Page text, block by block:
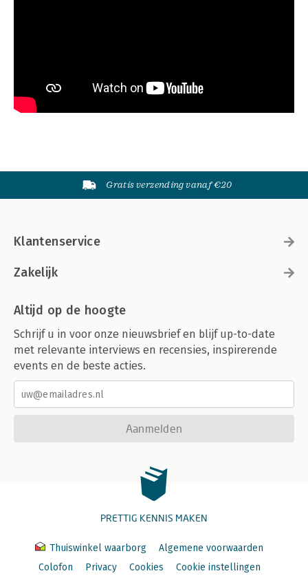
Gratis verzending vanaf €20
Klantenservice
Zakelijk
Altijd op de hoogte
Schrijf u in voor onze nieuwsbrief en blijf up-to-date
met relevante interviews en recensies, inspirerende
events en de beste acties.
Aanmelden
PRETTIG KENNIS MAKEN
Thuiswinkel waarborg
Algemene voorwaarden
Colofon
Privacy Cookies Cookie instellingen